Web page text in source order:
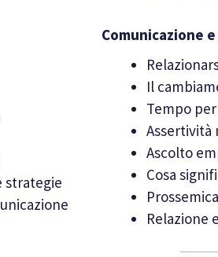
strategie
Comunicazione
Il
Tempo
Assertività
Ascolto
Cosa
Relazione